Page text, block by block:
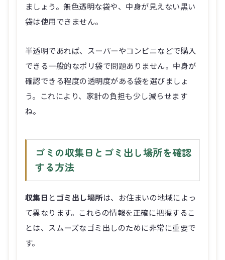
ましょう。無色透明な袋や、中身が見えない黒い
袋は使用できません。
半透明であれば、スーパーやコンビニなどで購入
できる一般的なポリ袋で問題ありません。中身が
確認できる程度の透明度がある袋を選びましょ
う。これにより、家計の負担も少し減らせます
ね。
ゴミの収集日とゴミ出し場所を確認
する方法
収集日 と ゴミ出し場所は、お住まいの地域によっ
て異なります。これらの情報を正確に把握するこ
とは、スムーズなゴミ出しのために非常に重要で
す。